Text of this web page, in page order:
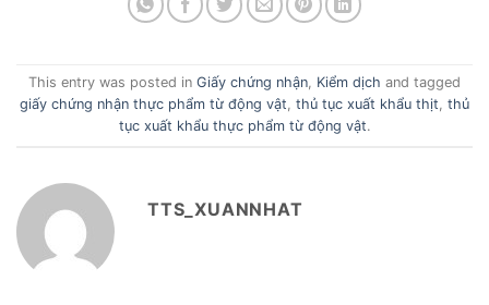
This entry was posted in Giấy chứng nhận Kiểm dịch and tagged
giấy chứng nhận thực phẩm từ động vật thủ tục xuất khẩu thịt thủ
tục xuất khẩu thực phẩm từ động vật.
TTS_XUANNHAT